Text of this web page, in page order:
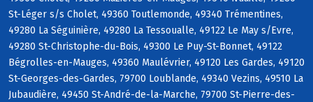
St-Léger s/s Cholet, 49360 Toutlemonde, 49340 Trémentines,
49280 La Séguinière, 49280 La Tessoualle, 49122 Le May s/Evre,
49280 St-Christophe-du-Bois, 49300 Le Puy-St-Bonnet, 49122
Bégrolles-en-Mauges, 49360 Maulévrier, 49120 Les Gardes, 49120
St-Georges-des-Gardes, 79700 Loublande, 49340 Vezins, 49510 La
Jubaudière, 49450 St-André-de-la-Marche, 79700 St-Pierre-des-